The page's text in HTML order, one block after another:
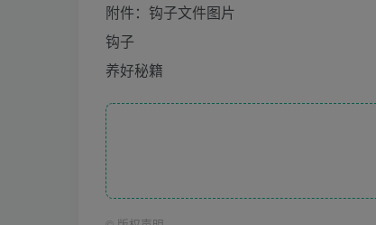
附件：钩子文件图片
钩子
养好秘籍